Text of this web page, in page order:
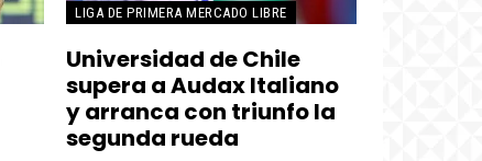
LIGA DE PRIMERA MERCADO LIBRE
Universidad de Chile
supera a Audax Italiano
y arranca con triunfo la
segunda rueda